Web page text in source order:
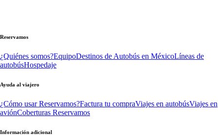
Reservamos
¿Quiénes somos?EquipoDestinos de Autobús en MéxicoLíneas de
autobúsHospedaje
Ayuda al viajero
¿Cómo usar Reservamos?Factura tu compraViajes en autobúsViajes en
aviónCoberturas Reservamos
Información adicional